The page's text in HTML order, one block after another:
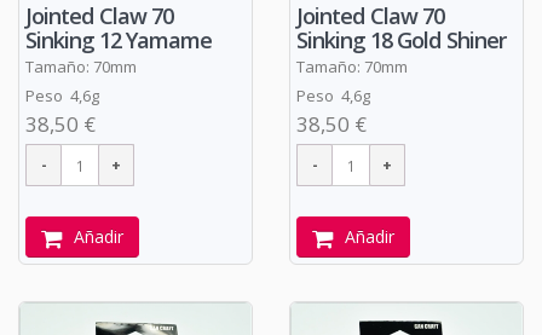
Jointed Claw 70
Sinking 12 Yamame
Tamaño: 70mm
Peso 4,6g
38,50 €
Añadir
Jointed Claw 70
Sinking 18 Gold Shiner
Tamaño: 70mm
Peso 4,6g
38,50 €
Añadir